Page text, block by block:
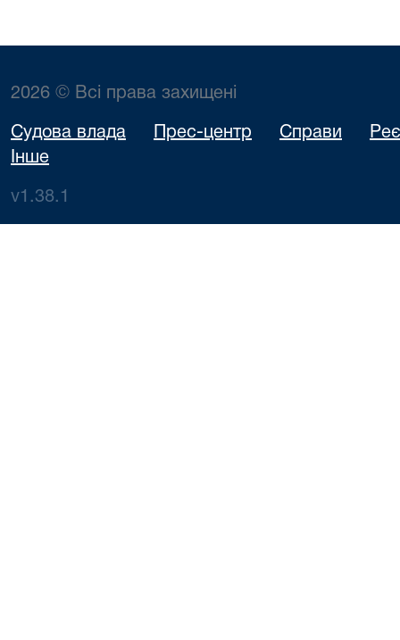
2026 © Всі права захищені
Судова влада Прес-центр Справи
Інше
v1.38.1